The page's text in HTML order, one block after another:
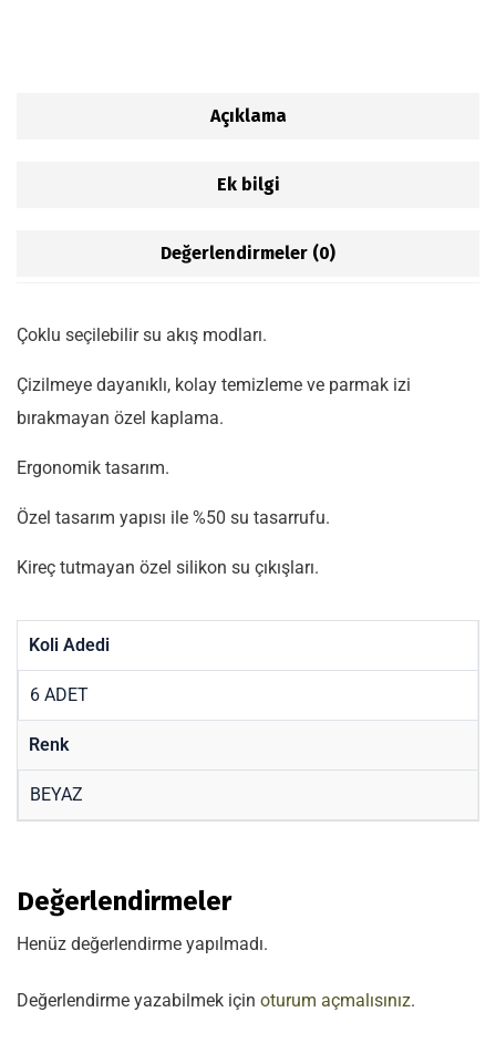
Açıklama
Ek bilgi
Değerlendirmeler (0)
Çoklu seçilebilir su akış modları.
Çizilmeye dayanıklı, kolay temizleme ve parmak izi
bırakmayan özel kaplama.
Ergonomik tasarım.
Özel tasarım yapısı ile %50 su tasarrufu.
Kireç tutmayan özel silikon su çıkışları.
Koli Adedi
6 ADET
Renk
BEYAZ
Değerlendirmeler
Henüz değerlendirme yapılmadı.
Değerlendirme yazabilmek için oturum açmalısınız.